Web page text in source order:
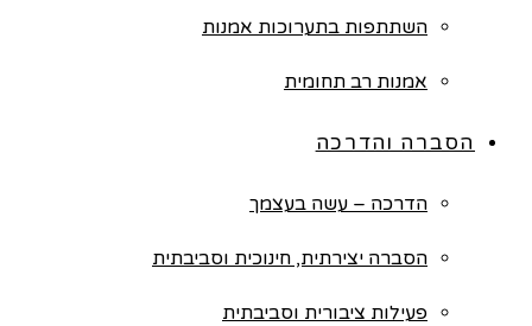
השתתפות בתערוכות אמנות
אמנות רב תחומית
הסברה והדרכה
הדרכה – עשה בעצמך
הסברה יצירתית, חינוכית וסביבתית
פעילות ציבורית וסביבתית